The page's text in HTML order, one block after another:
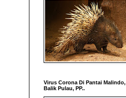
Virus Corona Di Pantai Malindo,
Balik Pulau, PP..